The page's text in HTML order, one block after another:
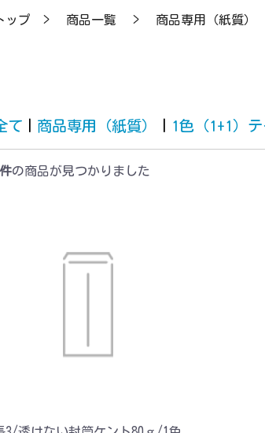
ップ > 商品一覧 > 商品専用（紙質）
て 商品専用（紙質） 1色（1+1）
の商品が見つかりました